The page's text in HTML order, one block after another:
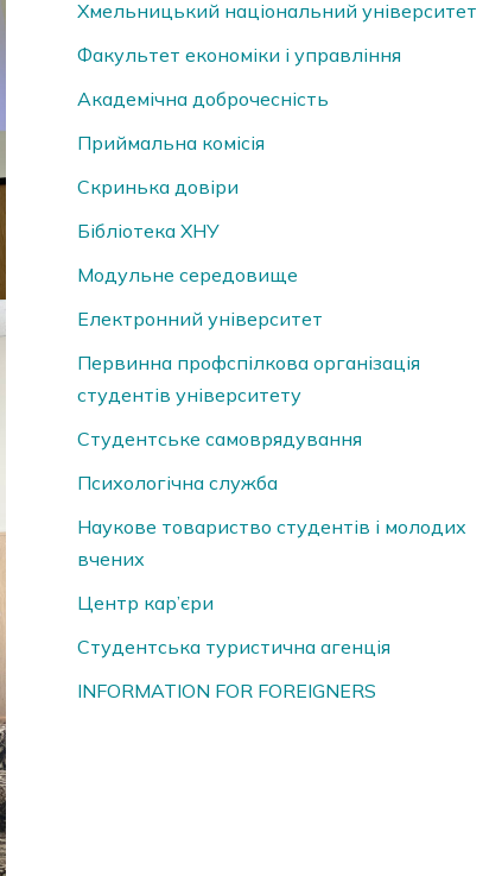
Хмельницький національний університет
Факультет економіки і управління
Академічна доброчесність
Приймальна комісія
Скринька довiри
Бібліотека ХНУ
Модульне середовище
Електронний університет
Первинна профспілкова організація
студентів університету
Студентське самоврядування
Психологічна служба
Наукове товариство студентів і молодих
вчених
Центр кар’єри
Студентська туристична агенція
INFORMATION FOR FOREIGNERS